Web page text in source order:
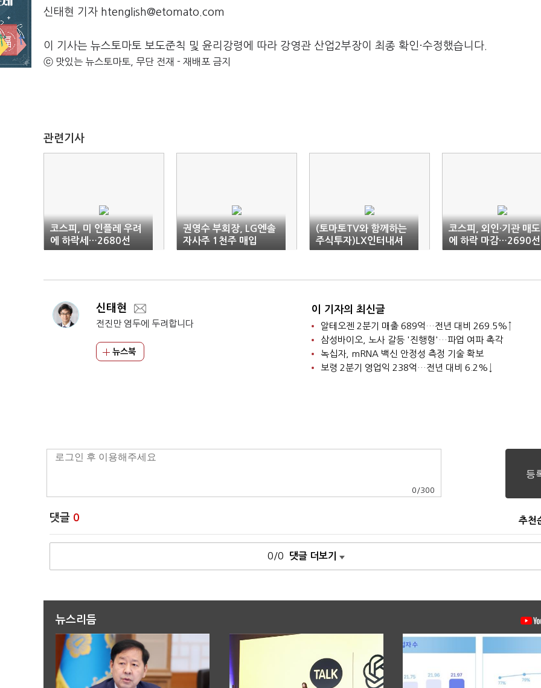
신태현 기자 htenglish@etomato.com
이 기사는 뉴스토마토 보도준칙 및 윤리강령에 따라 강영관 산업2부장이 최종 확인·수정했습니다.
ⓒ 맛있는 뉴스토마토, 무단 전재 - 재배포 금지
관련기사
코스피, 미 인플레 우려
에 하락세…2680선
권영수 부회장, LG엔솔
자사주 1천주 매입
(토마토TV와 함께하는
주식투자)LX인터내셔
널, 작년에 이어 1분기
코스피, 외인·기관 매도
에 하락 마감…2690선
신태현
전진만 염두에 두려합니다
뉴스북
이 기자의 최신글
알테오젠 2분기 매출 689억…전년 대비 269.5%↑
삼성바이오, 노사 갈등 '진행형'…파업 여파 촉각
녹십자, mRNA 백신 안정성 측정 기술 확보
보령 2분기 영업익 238억…전년 대비 6.2%↓
0 /300
댓글 0 추천
0/0 댓글 더보기
뉴스리듬